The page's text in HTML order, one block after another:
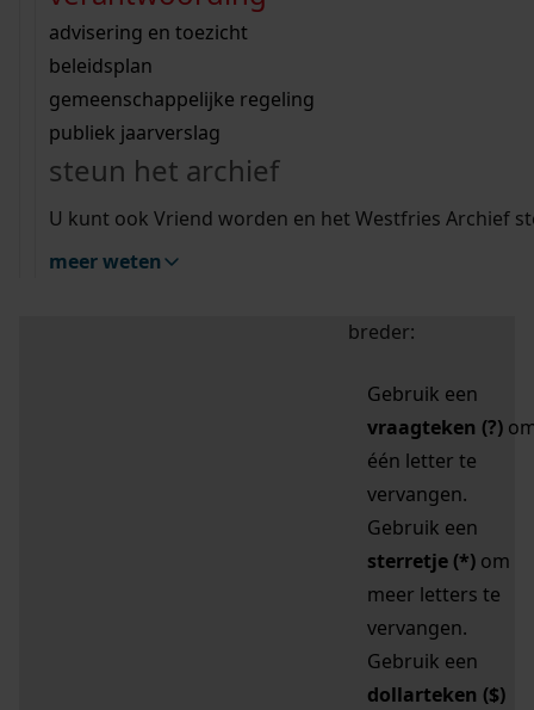
bouwvergunningen
omgevingsvergunningen
vergunningen
beeld en geluid
uitleg nodig?
Wij helpen u op weg met een aantal zoektips.
bekijk alle zoektips
Wij helpen u op weg met een aantal zoektips.
bekijk alle zoektips
bekijk ons geschiedenislokaal
advisering en toezicht
beleidsplan
gemeenschappelijke regeling
publiek jaarverslag
steun het archief
U kunt ook Vriend worden en het Westfries Archief
meer weten
zoektips
Mijn Studiezaal (inloggen)
uw zoekopdracht te
breder:
Gebruik een
vraagteken (?)
één letter te
vervangen.
Gebruik een
sterretje (*) om
meer letters te
vervangen.
Gebruik een
dollarteken ($)